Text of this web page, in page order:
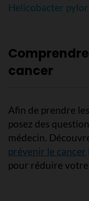
Helicobacter
cancer
Afin de prendre
posez des
médecin.
prévenir le cancer
pour réduire